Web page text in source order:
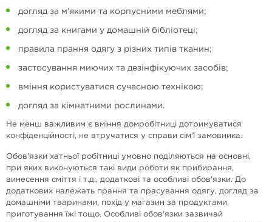
догляд за м'якими та корпусними меблями;
догляд за книгами у домашній бібліотеці;
правила прання одягу з різних типів тканин;
застосування миючих та дезінфікуючих засобів;
вміння користуватися сучасною технікою;
догляд за кімнатними рослинами.
Не менш важливим є вміння домробітниці дотримуватися
конфіденційності, не втручатися у справи сім'ї замовника.
Обов'язки хатньої робітниці умовно поділяються на основні,
при яких виконуються такі види роботи як прибирання,
винесення сміття і т.д., додаткові та особливі обов'язки. До
додаткових належать прання та прасування одягу, догляд за
домашніми тваринами, похід у магазин за продуктами,
приготування їжі тощо. Особливі обов'язки зазвичай